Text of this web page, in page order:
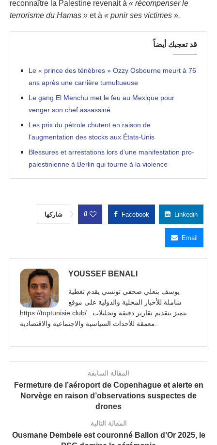
reconnaître la Palestine revenait à « récompenser le
terrorisme du Hamas » et à « punir ses victimes ».
قد تعجبك أيضاً
Le « prince des ténèbres » Ozzy Osbourne meurt à 76
ans après une carrière tumultueuse
Le gang El Menchu met le feu au Mexique pour
venger son chef assassiné
Les prix du pétrole chutent en raison de
l’augmentation des stocks aux États-Unis
Blessures et arrestations lors d’une manifestation pro-
palestinienne à Berlin qui tourne à la violence
شاركها 0 Facebook Linkedin
Email
YOUSSEF BENALI
يوسف بنعلي صحفي تونسي يقدم تغطية
شاملة للأخبار المحلية والدولية على موقع
https://toptunisie.club/ . يتميز بتقديم تقارير دقيقة وتحليلات
معمقة للأحداث السياسية والاجتماعية والاقتصادية.
المقالة السابقة
Fermeture de l’aéroport de Copenhague et alerte en
Norvège en raison d’observations suspectes de
drones
المقالة التالية
Ousmane Dembele est couronné Ballon d’Or 2025, le